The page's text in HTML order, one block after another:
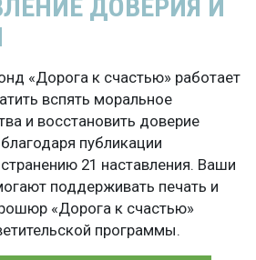
ДОВЕРИЯ И
«Дорога к счастью» работает
вспять моральное
и восстановить доверие
публикации
21 наставления. Ваши
поддерживать печать и
«Дорога к счастью»
программы.